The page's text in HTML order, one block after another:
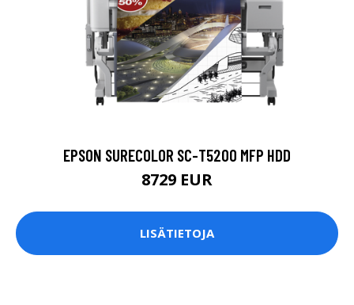
EPSON SURECOLOR SC-T5200 MFP HDD
8729 EUR
LISÄTIETOJA